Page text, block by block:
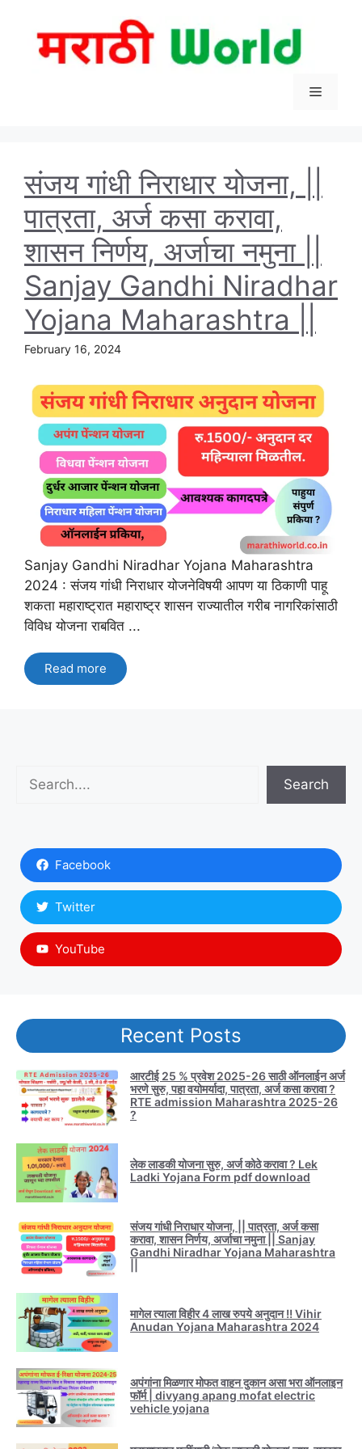
content
Menu
संजय गांधी निराधार योजना, ||
पात्रता, अर्ज कसा करावा,
शासन निर्णय, अर्जाचा नमुना ||
Sanjay Gandhi Niradhar
Yojana Maharashtra ||
February 16, 2024
Sanjay Gandhi Niradhar Yojana Maharashtra
2024 : संजय गांधी निराधार योजनेविषयी आपण या ठिकाणी पाहू
शकता महाराष्ट्रात महाराष्ट्र शासन राज्यातील गरीब नागरिकांसाठी
विविध योजना राबवित ...
Read more
Search
Facebook
Twitter
YouTube
Recent Posts
आरटीई 25 % प्रवेश 2025-26 साठी ऑनलाईन अर्ज
भरणे सुरु, पहा वयोमर्यादा, पात्रता, अर्ज कसा करावा ?
RTE admission Maharashtra 2025-26
?
लेक लाडकी योजना सुरु, अर्ज कोठे करावा ? Lek
Ladki Yojana Form pdf download
संजय गांधी निराधार योजना, || पात्रता, अर्ज कसा
करावा, शासन निर्णय, अर्जाचा नमुना || Sanjay
Gandhi Niradhar Yojana Maharashtra
मागेल त्याला विहीर 4 लाख रुपये अनुदान !! Vihir
Anudan Yojana Maharashtra 2024
अपंगांना मिळणार मोफत वाहन दुकान असा भरा ऑनलाइन
फॉर्म | divyang apang mofat electric
vehicle yojana